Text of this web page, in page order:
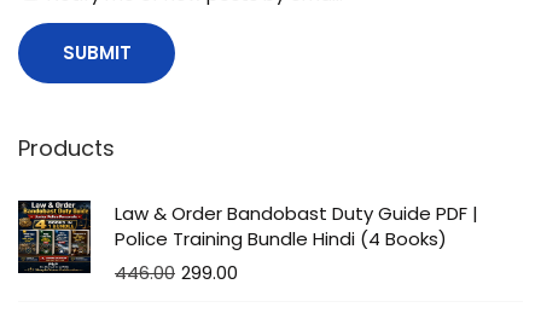
Products
Law & Order Bandobast Duty Guide PDF |
Police Training Bundle Hindi (4 Books)
446.00 299.00